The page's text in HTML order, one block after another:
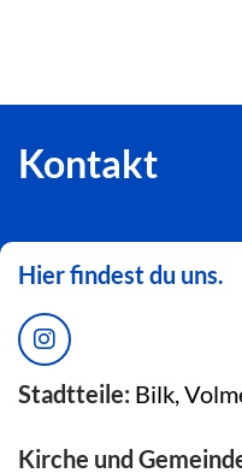
Kontakt
Hier findest du uns.
Stadtteile: Bilk,
Kirche und